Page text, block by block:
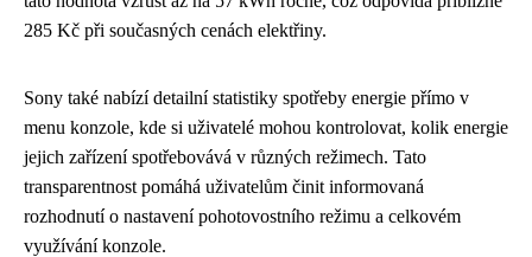
285 Kč při současných cenách elektřiny.
Sony také nabízí detailní statistiky spotřeby energie přímo v
menu konzole, kde si uživatelé mohou kontrolovat, kolik energie
jejich zařízení spotřebovává v různých režimech. Tato
transparentnost pomáhá uživatelům činit informovaná
rozhodnutí o nastavení pohotovostního režimu a celkovém
využívání konzole.